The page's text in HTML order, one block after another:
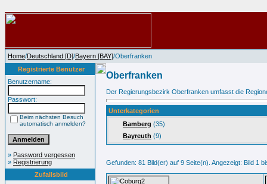
Home/Deutschland [D]/Bayern [BAY]/Oberfranken
Registrierte Benutzer
Benutzername:
Passwort:
Beim nächsten Besuch
automatisch anmelden?
» Password vergessen
» Registrierung
Zufallsbild
Oberfranken
Der Regierungsbezirk Oberfranken umfasst die
Unterkategorien
Bamberg (35)
Bayreuth (9)
Gefunden: 81 Bild(er) auf 9 Seite(n). Angezeigt: Bild 1